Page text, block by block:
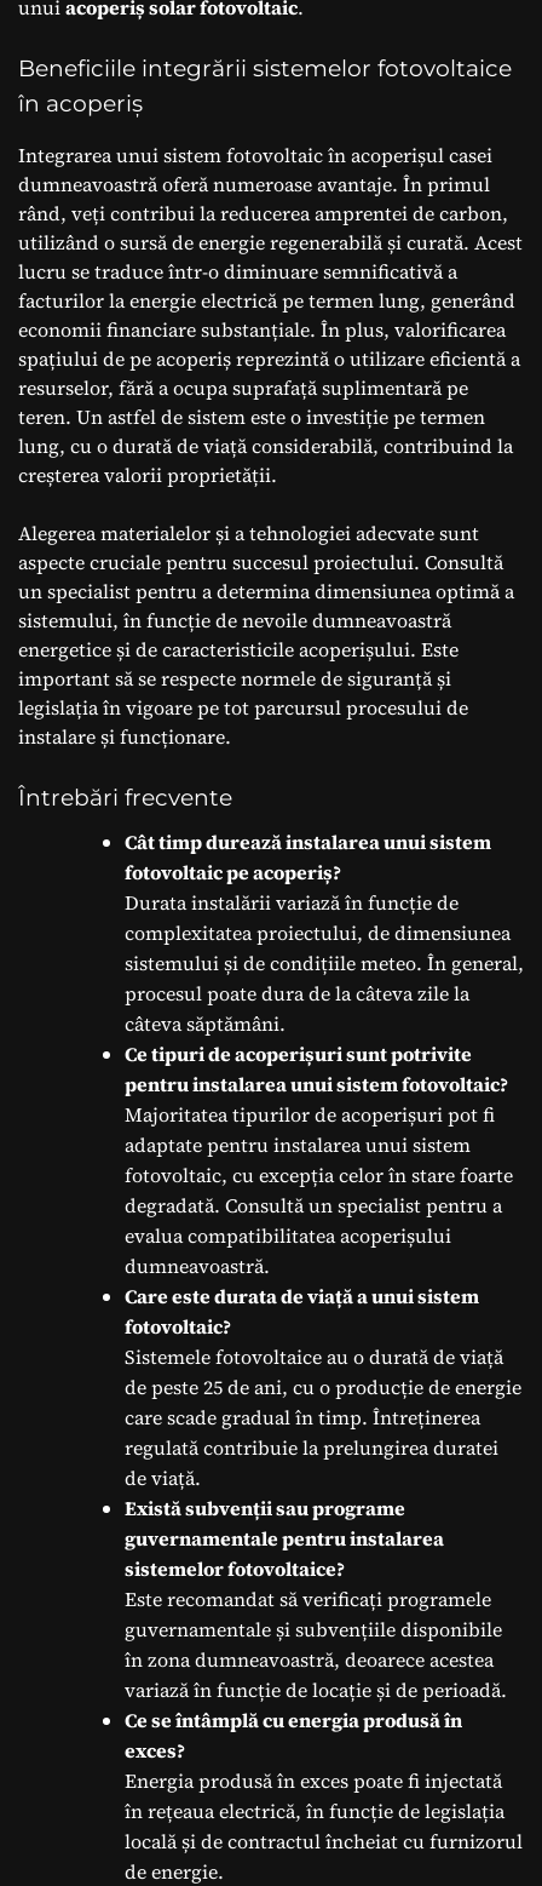
unuiacoperiș solar fotovoltaic.
Beneficiile integrării sistemelor fotovoltaice
în acoperiș
Integrarea unui sistem fotovoltaic în acoperișul casei
dumneavoastră oferă numeroase avantaje. În primul
rând, veți contribui la reducerea amprentei de carbon,
utilizând o sursă de energie regenerabilă și curată. Acest
lucru se traduce într-o diminuare semnificativă a
facturilor la energie electrică pe termen lung, generând
economii financiare substanțiale. În plus, valorificarea
spațiului de pe acoperiș reprezintă o utilizare eficientă a
resurselor, fără a ocupa suprafață suplimentară pe
teren. Un astfel de sistem este o investiție pe termen
lung, cu o durată de viață considerabilă, contribuind la
creșterea valorii proprietății.
Alegerea materialelor și a tehnologiei adecvate sunt
aspecte cruciale pentru succesul proiectului. Consultă
un specialist pentru a determina dimensiunea optimă a
sistemului, în funcție de nevoile dumneavoastră
energetice și de caracteristicile acoperișului. Este
important să se respecte normele de siguranță și
legislația în vigoare pe tot parcursul procesului de
instalare și funcționare.
Întrebări frecvente
Cât timp durează instalarea unui sistem
fotovoltaic pe acoperiș?
Durata instalării variază în funcție de
complexitatea proiectului, de dimensiunea
sistemului și de condițiile meteo. În general,
procesul poate dura de la câteva zile la
câteva săptămâni.
Ce tipuri de acoperișuri sunt potrivite
pentru instalarea unui sistem fotovoltaic?
Majoritatea tipurilor de acoperișuri pot fi
adaptate pentru instalarea unui sistem
fotovoltaic, cu excepția celor în stare foarte
degradată. Consultă un specialist pentru a
evalua compatibilitatea acoperișului
dumneavoastră.
Care este durata de viață a unui sistem
fotovoltaic?
Sistemele fotovoltaice au o durată de viață
de peste 25 de ani, cu o producție de energie
care scade gradual în timp. Întreținerea
regulată contribuie la prelungirea duratei
de viață.
Există subvenții sau programe
guvernamentale pentru instalarea
sistemelor fotovoltaice?
Este recomandat să verificați programele
guvernamentale și subvențiile disponibile
în zona dumneavoastră, deoarece acestea
variază în funcție de locație și de perioadă.
Ce se întâmplă cu energia produsă în
exces?
Energia produsă în exces poate fi injectată
în rețeaua electrică, în funcție de legislația
locală și de contractul încheiat cu furnizorul
de energie.